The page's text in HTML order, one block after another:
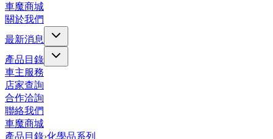
車魔商城
關於我們
最新消息
產品目錄
車主服務
店家查詢
合作洽詢
聯絡我們
車魔商城
產品目錄›化學品系列